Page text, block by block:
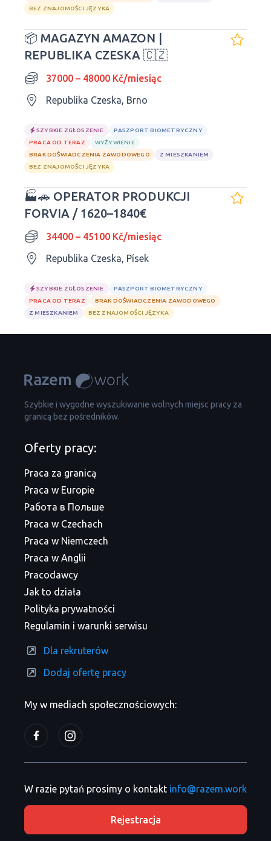
BEZ ZNAJOMOŚCI JĘZYKA
📦 MAGAZYN AMAZON |
REPUBLIKA CZESKA 🇨🇿
37000 – 48000 Kč/miesiąc
Republika Czeska, Brno
SZYBKIE ZGŁOSZENIE
PASZPORT BIOMETRYCZNY
PRACA OD TERAZ
WYŻYWIENIE
BRAK DOŚWIADCZENIA ZAWODOWEGO
Z MIESZKANIEM
BEZ ZNAJOMOŚCI JĘZYKA
🏭🚗 OPERATOR PRODUKCJI
FORVIA / 1620–1840€
34400 – 45100 Kč/miesiąc
Republika Czeska, Písek
SZYBKIE ZGŁOSZENIE
PASZPORT BIOMETRYCZNY
PRACA OD TERAZ
BRAK DOŚWIADCZENIA ZAWODOWEGO
Z MIESZKANIEM
BEZ ZNAJOMOŚCI JĘZYKA
Szybkie i wygodne wyszukiwanie wolnych miejsc pracy za
granicą bez pośredników.
My w mediach społecznościowych:
Oferty pracy:
Praca za granicą
Praca w Europie
Работа в Польше
Praca w Czechach
Praca w Niemczech
Praca w Anglii
Pracodawcy
Jak to działa
Polityka prywatności
Regulamin i warunki serwisu
Dla rekruterów
Dodaj ofertę pracy
W razie pytań prosimy o kontakt info@razem.work
Rejestracja